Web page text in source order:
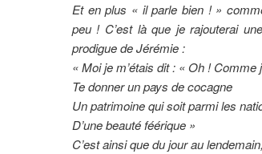
Et en plus « il parle bien ! »
peu ! C’est là que je rajouterai
prodigue de Jérémie :
« Moi je m’étais dit : « Oh !
Te donner un pays de cocagne
Un patrimoine qui soit parmi les
D’une beauté féérique »
C’est ainsi que du jour au